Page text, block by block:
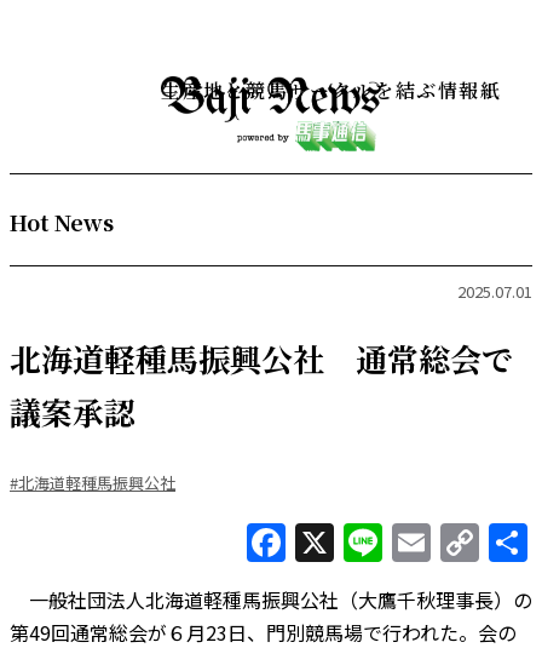
生産地と競馬サークルを結ぶ情報紙
Hot News
2025.07.01
北海道軽種馬振興公社 通常総会で
議案承認
#北海道軽種馬振興公社
Facebook
X LineEmail
一般社団法人北海道軽種馬振興公社（大鷹千秋理事長）の
第49回通常総会が６月23日、門別競馬場で行われた。会の